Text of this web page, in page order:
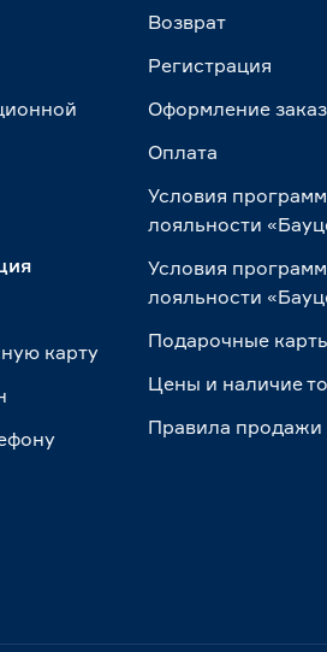
карту
Возврат
Регистрация
Оформление
Оплата
Условия
лояльности
Условия
лояльности
Подарочные
Цены и наличие
Правила продажи